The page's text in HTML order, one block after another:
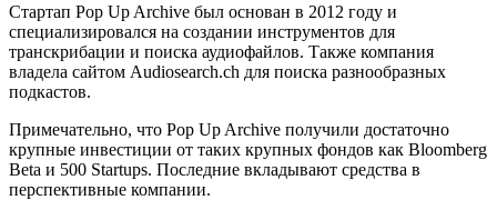
Стартап Pop Up Archive был основан в 2012 году и
специализировался на создании инструментов для
транскрибации и поиска аудиофайлов. Также компания
владела сайтом Audiosearch.ch для поиска разнообразных
подкастов.
Примечательно, что Pop Up Archive получили достаточно
крупные инвестиции от таких крупных фондов как Bloomberg
Beta и 500 Startups. Последние вкладывают средства в
перспективные компании.